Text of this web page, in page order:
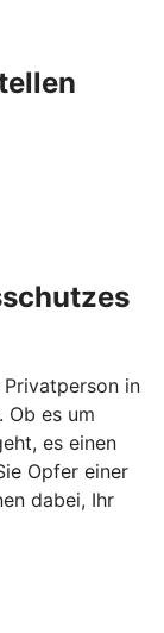
in
Ob es um
es einen
Opfer einer
dabei, Ihr